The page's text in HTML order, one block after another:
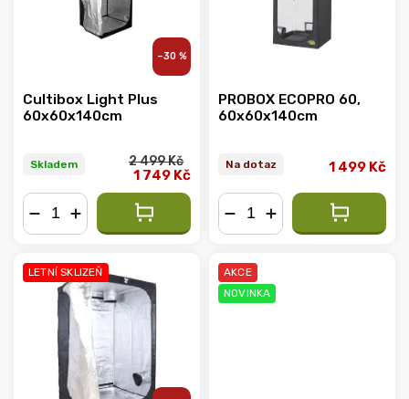
–30 %
Cultibox Light Plus
60x60x140cm
Skladem 2 499 Kč
1 749 Kč
PROBOX ECOPRO 60,
60x60x140cm
Na dotaz 1 499 Kč
LETNÍ SKLIZEŇ
AKCE
NOVINKA